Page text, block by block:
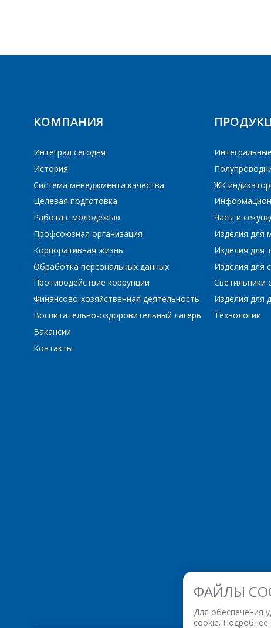
ФАЙЛЫ
Для обеспечения
cookie.
КОМПАНИЯ
Интеграл сегодня
История
Система менеджмента качества
Целевая подготовка
Работа с молодёжью
Профсоюзная организация
Корпоративная жизнь
Обработка персональных данных
Противодействие коррупции
Финансово-хозяйственная деятельность
Воспитательно-оздоровительный лагерь
Вакансии
Контакты
ЖК
Часы и
Изделия для
Изделия для
Изделия для
Светильники
Изделия для
Технологии